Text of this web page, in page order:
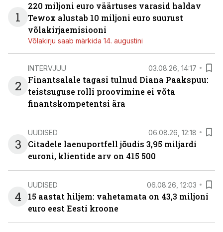
1
220 miljoni euro väärtuses varasid haldav
Tewox alustab 10 miljoni euro suurust
võlakirjaemisiooni
Võlakirju saab märkida 14. augustini
2
INTERVJUU 03.08.26, 14:17
Finantsalale tagasi tulnud Diana Paakspuu:
teistsuguse rolli proovimine ei võta
finantskompetentsi ära
3
UUDISED 06.08.26, 12:18
Citadele laenuportfell jõudis 3,95 miljardi
euroni, klientide arv on 415 500
4
UUDISED 06.08.26, 12:03
15 aastat hiljem: vahetamata on 43,3 miljoni
euro eest Eesti kroone